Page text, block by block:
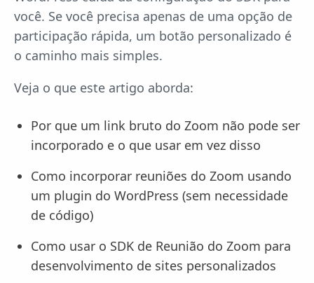
você. Se você precisa apenas de uma opção de
participação rápida, um botão personalizado é
o caminho mais simples.
Veja o que este artigo aborda:
Por que um link bruto do Zoom não pode ser
incorporado e o que usar em vez disso
Como incorporar reuniões do Zoom usando
um plugin do WordPress (sem necessidade
de código)
Como usar o SDK de Reunião do Zoom para
desenvolvimento de sites personalizados